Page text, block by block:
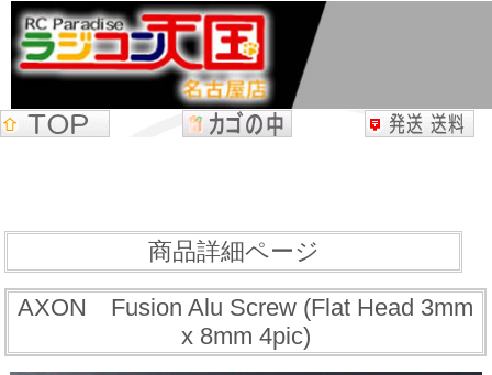
商品詳細ページ
AXON Fusion Alu Screw (Flat Head 3mm
x 8mm 4pic)